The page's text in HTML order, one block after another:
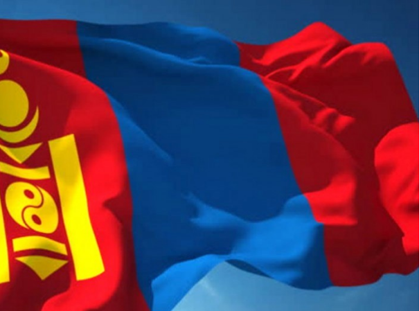
Газар чөлөөлөлт, нөхөн олговрын асуудлыг хуулийн хүрээнд шийднэ